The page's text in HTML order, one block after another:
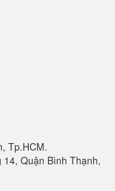
Tp.HCM.
Quận Bình Thạnh,